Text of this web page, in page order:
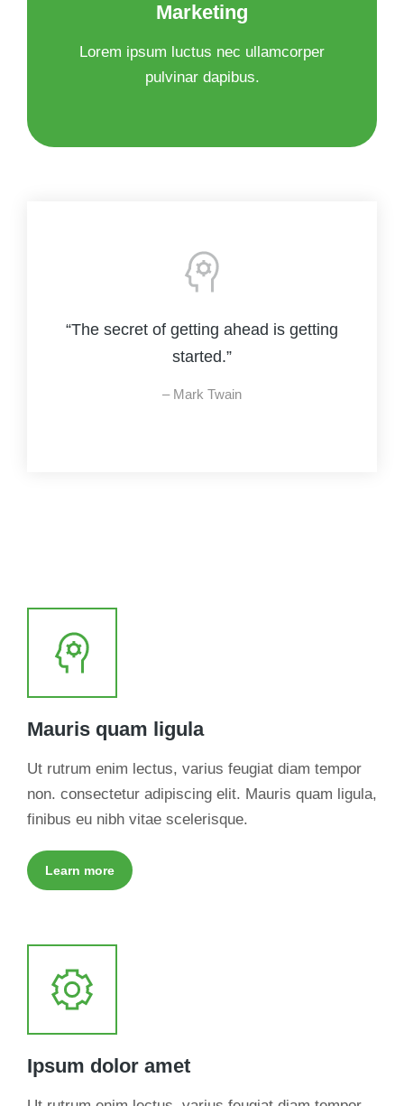
Marketing
Lorem ipsum luctus nec ullamcorper
pulvinar dapibus.
“The secret of getting ahead is getting
started.”
– Mark Twain
Mauris quam ligula
Ut rutrum enim lectus, varius feugiat diam tempor
non. consectetur adipiscing elit. Mauris quam ligula,
finibus eu nibh vitae scelerisque.
Learn more
Ipsum dolor amet